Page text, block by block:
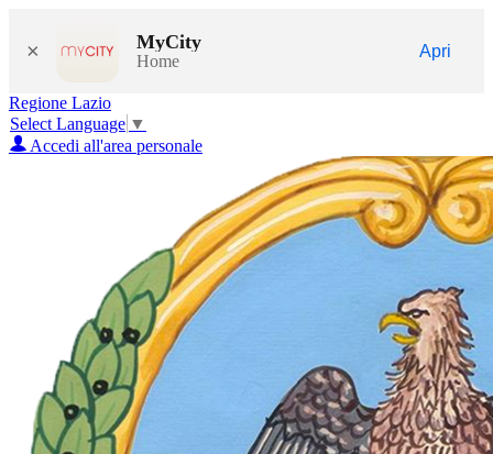
× MyCity
Home
Apri
Regione Lazio
Select Language ▼
Accedi all'area personale